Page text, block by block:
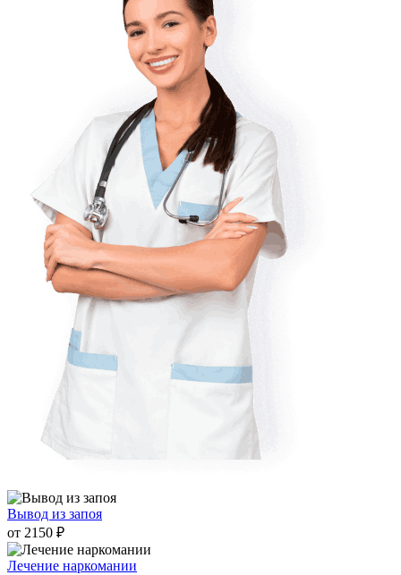
Вывод из запоя
от 2150 ₽
Лечение наркомании